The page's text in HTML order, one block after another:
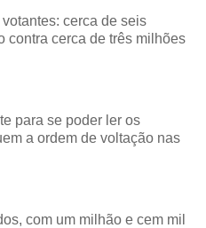
cerca de seis
contra cerca de três milhões
para se poder ler os
a ordem de voltação nas
com um milhão e cem mil